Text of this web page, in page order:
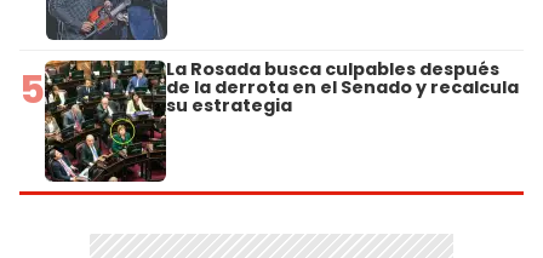
5 La Rosada busca culpables después
de la derrota en el Senado y recalcula
su estrategia